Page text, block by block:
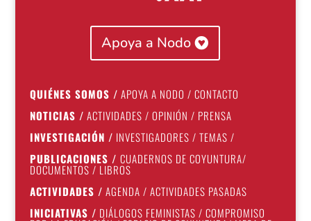
Apoya a Nodo
QUIÉNES SOMOS / APOYA A NODO / CONTACTO
NOTICIAS / ACTIVIDADES / OPINIÓN / PRENSA
INVESTIGACIÓN / INVESTIGADORES / TEMAS /
PUBLICACIONES / CUADERNOS DE COYUNTURA/
DOCUMENTOS / LIBROS
ACTIVIDADES / AGENDA / ACTIVIDADES PASADAS
INICIATIVAS / DIÁLOGOS FEMINISTAS / COMPROMISO